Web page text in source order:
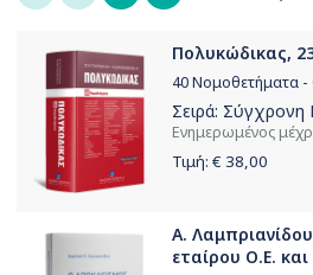
Πολυκώδικας,
40 Νομοθετήματα
Σειρά: Σύγχρονη
Ενημερωμένος
Τιμή: € 38,00
Α.
εταίρου Ο.Ε. και